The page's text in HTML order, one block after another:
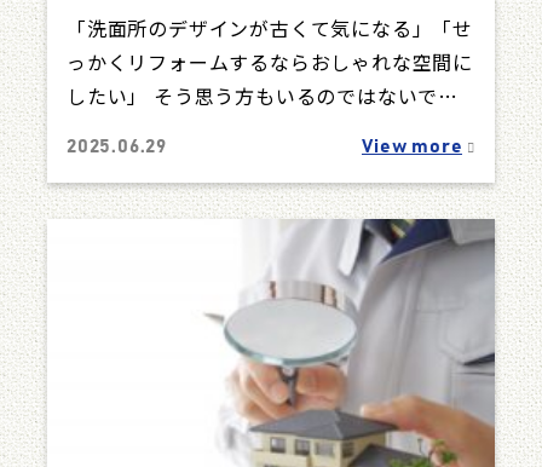
は？実例・費用相場・業者選びまで徹
底ガイド
「洗面所のデザインが古くて気になる」「せ
っかくリフォームするならおしゃれな空間に
したい」 そう思う方もいるのではないでし
2025.06.29 View more